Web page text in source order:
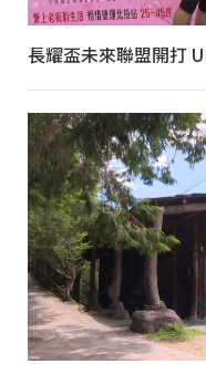
長耀盃未來聯盟開打